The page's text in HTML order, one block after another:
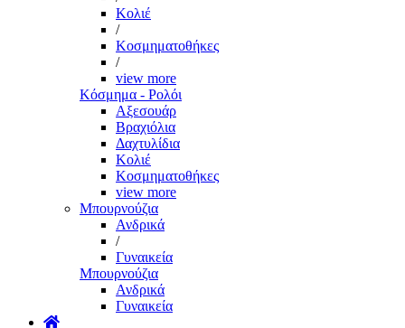
Κολιέ
/
Κοσμηματοθήκες
/
view more
Κόσμημα - Ρολόι
Αξεσουάρ
Βραχιόλια
Δαχτυλίδια
Κολιέ
Κοσμηματοθήκες
view more
Μπουρνούζια
Ανδρικά
/
Γυναικεία
Μπουρνούζια
Ανδρικά
Γυναικεία